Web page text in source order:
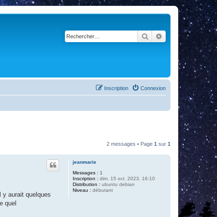
RechercherRecherche
Connexion
Inscription
2 messages • Page 1 sur 1
jeanmarie
Messages : 1
Inscription : dim. 15 oct. 2023, 16:10
Distribution : ubuntu debian
Niveau : débutant
y aurait quelques
quel